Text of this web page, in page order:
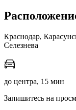
Краснодар,
Селезнева
до центра, 15 мин
Запишитесь на